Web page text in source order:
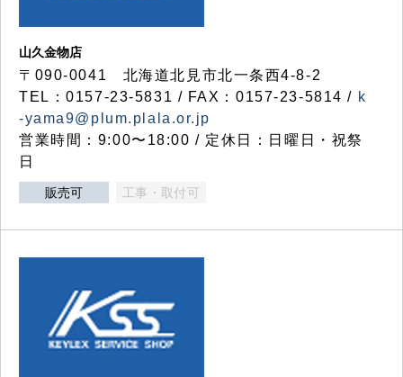
山久金物店
〒090-0041 北海道北見市北一条西4-8-2
TEL：0157-23-5831 / FAX：0157-23-5814 / k
-yama9@plum.plala.or.jp
営業時間：9:00〜18:00 / 定休日：日曜日・祝祭
日
販売可 工事・取付可